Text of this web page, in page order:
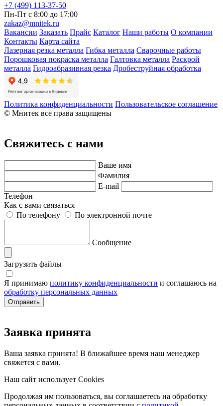
+7 (499) 113-37-50
Пн-Пт с 8:00 до 17:00
zakaz@mnitek.ru
Вакансии Заказать Прайс Каталог Наши работы О компании
Контакты Карта сайта
Лазерная резка металла Гибка металла Сварочные работы
Порошковая покраска металла Галтовка металла Раскрой
металла Гидроабразивная резка Дробеструйная обработка
Политика конфиденциальности Пользовательское соглашение
© Мнитек все права защищены
Свяжитесь с нами
Ваше имя
Фамилия
E-mail
Телефон
Как с вами связаться
По телефону
По электронной почте
Сообщение
Загрузить файлы
Я принимаю политику конфиденциальности и соглашаюсь на
обработку персональных данных
Заявка принята
Ваша заявка принята! В ближайшее время наш менеджер
свяжется с вами.
Наш сайт использует Cookies
Продолжая им пользоваться, вы соглашаетесь на обработку